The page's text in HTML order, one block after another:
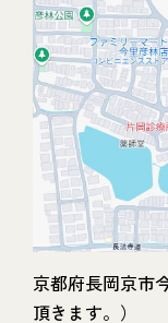
京都府長岡京市
頂きます。）